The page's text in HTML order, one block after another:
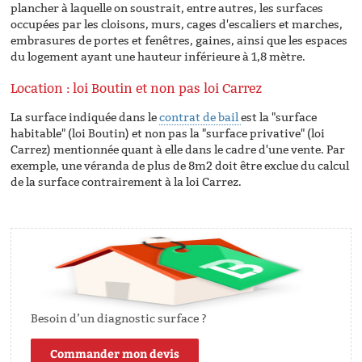
plancher à laquelle on soustrait, entre autres, les surfaces
occupées par les cloisons, murs, cages d'escaliers et marches,
embrasures de portes et fenêtres, gaines, ainsi que les espaces
du logement ayant une hauteur inférieure à 1,8 mètre.
Location : loi Boutin et non pas loi Carrez
La surface indiquée dans lecontrat de bailest la "surface
habitable" (loi Boutin) et non pas la "surface privative" (loi
Carrez) mentionnée quant à elle dans le cadre d'une vente. Par
exemple, une véranda de plus de 8m2 doit être exclue du calcul
de la surface contrairement à la loi Carrez.
Besoin d’un diagnostic surface ?
Commander mon devis